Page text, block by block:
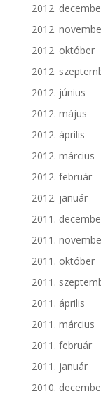
2012.
2012.
2012. október
2012.
2012. június
2012. május
2012. április
2012. március
2012. február
2012. január
2011.
2011.
2011. október
2011.
2011. április
2011. március
2011. február
2011. január
2010.